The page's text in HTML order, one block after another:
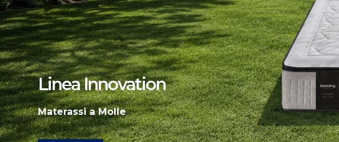
Linea Innovation
Materassi a Molle